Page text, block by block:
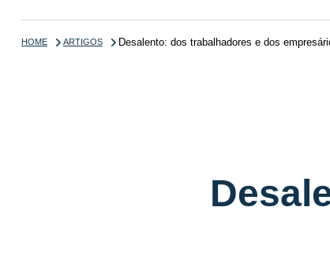
HOME ARTIGOS Desalento: dos trabalhadores e dos